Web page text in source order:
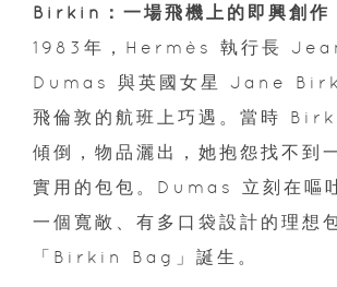
Birkin：一場飛機上的即興創作
1983年，Hermès 執行長
Dumas 與英國女星 Jane
飛倫敦的航班上巧遇。當時
傾倒，物品灑出，她抱怨找不到
實用的包包。Dumas 立刻在嘔
一個寬敞、有多口袋設計的理想
「Birkin Bag」誕生。